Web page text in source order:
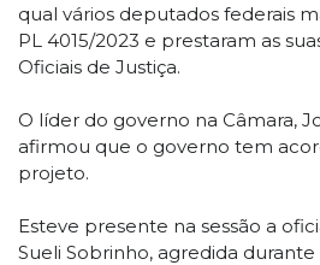
qual vários deputados federais
PL 4015/2023 e prestaram as
Oficiais de Justiça.
O líder do governo na Câmara,
afirmou que o governo tem
projeto.
Esteve presente na sessão a
Sueli Sobrinho, agredida